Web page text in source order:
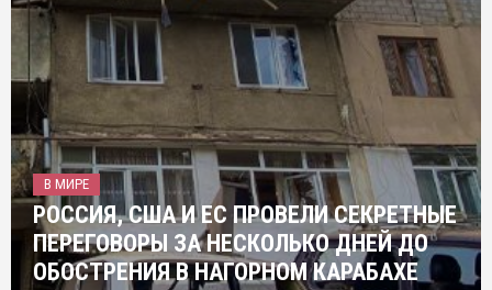
В МИРЕ
РОССИЯ, США И ЕС ПРОВЕЛИ СЕКРЕТНЫЕ
ПЕРЕГОВОРЫ ЗА НЕСКОЛЬКО ДНЕЙ ДО
ОБОСТРЕНИЯ В НАГОРНОМ КАРАБАХЕ